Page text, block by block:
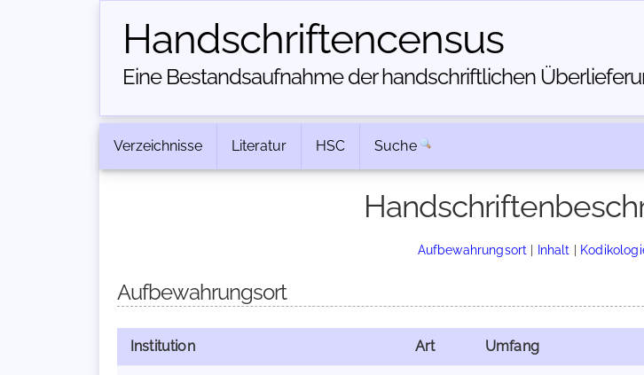
Handschriften­census
Eine Bestandsaufnahme der handschriftlichen
Verzeichnisse Literatur HSC Suche
Aufbewahrungsort | Inhalt |
Aufbewahrungsort
Institution Art Umfang